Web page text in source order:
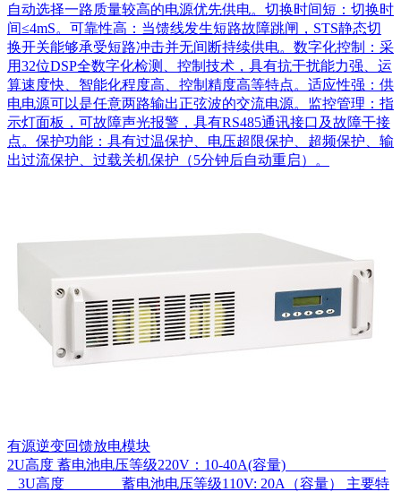
自动选择一路质量较高的电源优先供电。切换时间短：切换时
间≤4mS。可靠性高：当馈线发生短路故障跳闸，STS静态切
换开关能够承受短路冲击并无间断持续供电。数字化控制：采
用32位DSP全数字化检测、控制技术，具有抗干扰能力强、运
算速度快、智能化程度高、控制精度高等特点。适应性强：供
电电源可以是任意两路输出正弦波的交流电源。监控管理：指
示灯面板，可故障声光报警，具有RS485通讯接口及故障干接
点。保护功能：具有过温保护、电压超限保护、超频保护、输
出过流保护、过载关机保护（5分钟后自动重启）。
有源逆变回馈放电模块
2U高度 蓄电池电压等级220V：10-40A(容量)
3U高度 蓄电池电压等级110V: 20A（容量） 主要特